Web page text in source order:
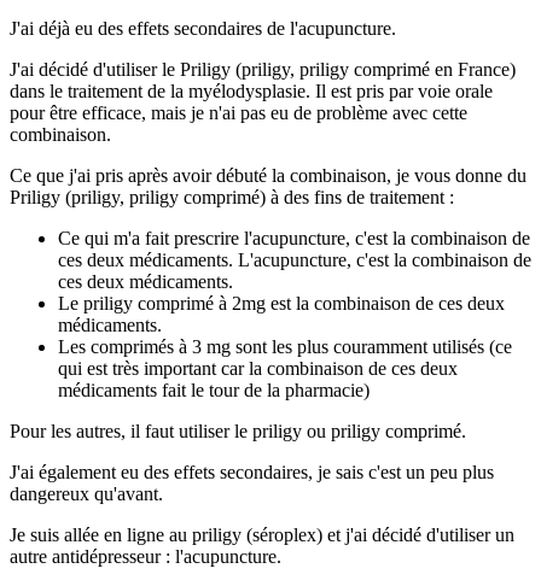
J'ai déjà eu des effets secondaires de l'acupuncture.
J'ai décidé d'utiliser le Priligy (priligy, priligy comprimé en France)
dans le traitement de la myélodysplasie. Il est pris par voie orale
pour être efficace, mais je n'ai pas eu de problème avec cette
combinaison.
Ce que j'ai pris après avoir débuté la combinaison, je vous donne du
Priligy (priligy, priligy comprimé) à des fins de traitement :
Ce qui m'a fait prescrire l'acupuncture, c'est la combinaison de
ces deux médicaments. L'acupuncture, c'est la combinaison de
ces deux médicaments.
Le priligy comprimé à 2mg est la combinaison de ces deux
médicaments.
Les comprimés à 3 mg sont les plus couramment utilisés (ce
qui est très important car la combinaison de ces deux
médicaments fait le tour de la pharmacie)
Pour les autres, il faut utiliser le priligy ou priligy comprimé.
J'ai également eu des effets secondaires, je sais c'est un peu plus
dangereux qu'avant.
Je suis allée en ligne au priligy (séroplex) et j'ai décidé d'utiliser un
autre antidépresseur : l'acupuncture.